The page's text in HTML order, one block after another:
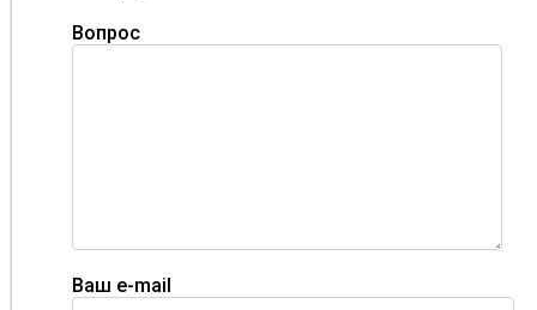
Вопрос
Ваш e-mail